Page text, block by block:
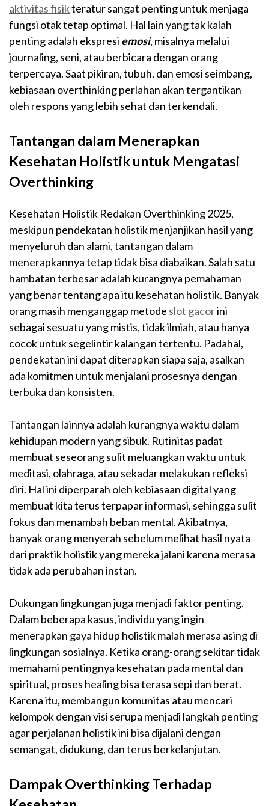
aktivitas fisikteratur sangat penting untuk menjaga
fungsi otak tetap optimal. Hal lain yang tak kalah
penting adalah ekspresi emosi, misalnya melalui
journaling, seni, atau berbicara dengan orang
terpercaya. Saat pikiran, tubuh, dan emosi seimbang,
kebiasaan overthinking perlahan akan tergantikan
oleh respons yang lebih sehat dan terkendali.
Tantangan dalam Menerapkan
Kesehatan Holistik untuk Mengatasi
Overthinking
Kesehatan Holistik Redakan Overthinking 2025,
meskipun pendekatan holistik menjanjikan hasil yang
menyeluruh dan alami, tantangan dalam
menerapkannya tetap tidak bisa diabaikan. Salah satu
hambatan terbesar adalah kurangnya pemahaman
yang benar tentang apa itu kesehatan holistik. Banyak
orang masih menganggap metode slot gacorini
sebagai sesuatu yang mistis, tidak ilmiah, atau hanya
cocok untuk segelintir kalangan tertentu. Padahal,
pendekatan ini dapat diterapkan siapa saja, asalkan
ada komitmen untuk menjalani prosesnya dengan
terbuka dan konsisten.
Tantangan lainnya adalah kurangnya waktu dalam
kehidupan modern yang sibuk. Rutinitas padat
membuat seseorang sulit meluangkan waktu untuk
meditasi, olahraga, atau sekadar melakukan refleksi
diri. Hal ini diperparah oleh kebiasaan digital yang
membuat kita terus terpapar informasi, sehingga sulit
fokus dan menambah beban mental. Akibatnya,
banyak orang menyerah sebelum melihat hasil nyata
dari praktik holistik yang mereka jalani karena merasa
tidak ada perubahan instan.
Dukungan lingkungan juga menjadi faktor penting.
Dalam beberapa kasus, individu yang ingin
menerapkan gaya hidup holistik malah merasa asing di
lingkungan sosialnya. Ketika orang-orang sekitar tidak
memahami pentingnya kesehatan pada mental dan
spiritual, proses healing bisa terasa sepi dan berat.
Karena itu, membangun komunitas atau mencari
kelompok dengan visi serupa menjadi langkah penting
agar perjalanan holistik ini bisa dijalani dengan
semangat, didukung, dan terus berkelanjutan.
Dampak Overthinking Terhadap